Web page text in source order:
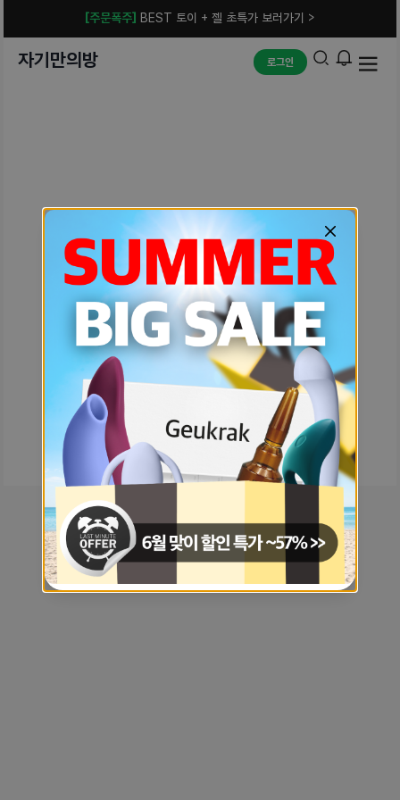
[주문폭주] BEST 토이 + 젤 초특가 보러가기 >
자기만의방 로그인
예상치 못한 에러입니다.